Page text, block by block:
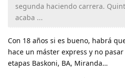
segunda haciendo carrera.
acaba ...
Con 18 años si es bueno, habrá
hace un máster express y no
etapas Baskoni, BA, Miranda…